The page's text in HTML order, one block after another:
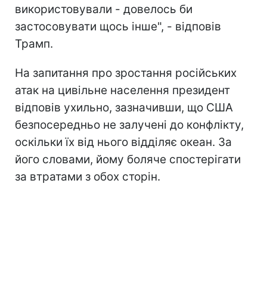
використовували - довелось би
застосовувати щось інше", - відповів
Трамп.
На запитання про зростання російських
атак на цивільне населення президент
відповів ухильно, зазначивши, що США
безпосередньо не залучені до конфлікту,
оскільки їх від нього відділяє океан. За
його словами, йому боляче спостерігати
за втратами з обох сторін.